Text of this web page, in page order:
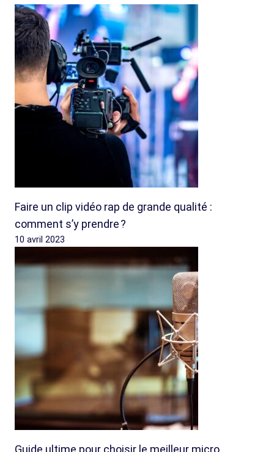
Faire un clip vidéo rap de grande qualité :
comment s’y prendre ?
10 avril 2023
Guide ultime pour choisir le meilleur micro